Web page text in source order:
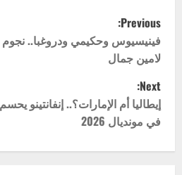
P
o
s
t
n
Previous:
فينيسيوس وحكيمي ودروغبا..
لامين جمال
Next:
إيطاليا أم الإمارات؟.. إنفانتينو
في مونديال 2026